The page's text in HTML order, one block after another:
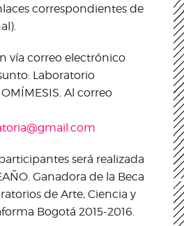
correspondientes de
vía correo electrónico
Laboratorio
Al correo
será realizada
Ganadora de la Beca
de Arte, Ciencia y
Bogotá 2015-2016.